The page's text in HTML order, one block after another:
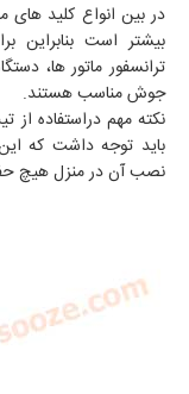
در بین انواع کلید های
بیشتر است بنابراین
ترانسفور ماتور ها،
جوش مناسب هستند.
نکته مهم دراستفاده از
باید توجه داشت که
نصب آن در منزل هیچ